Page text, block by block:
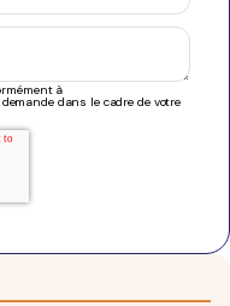
à
dans le cadre de votre